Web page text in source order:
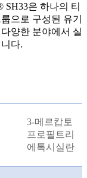
SH33은 하나의 티
으로 구성된 유기
양한 분야에서 실
다.
3-메르캅토
프로필트리
에톡시실란